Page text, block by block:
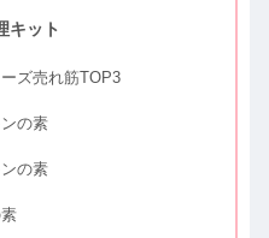
キット
ズ売れ筋TOP3
の素
の素